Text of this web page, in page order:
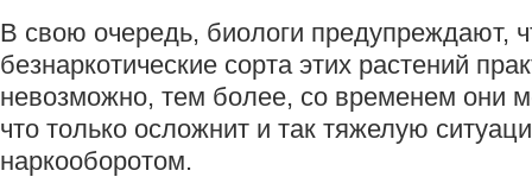
В свою очередь, биологи предупреждают,
безнаркотические сорта этих растений
невозможно, тем более, со временем они
что только осложнит и так тяжелую
наркооборотом.